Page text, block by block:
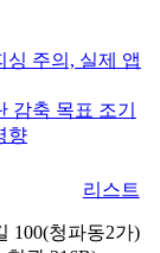
싱 주의, 실제 앱
감축 목표 조기
향
리스트
100(청파동2가)